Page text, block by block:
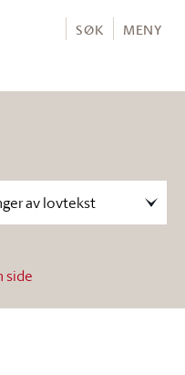
SØK MENY
side